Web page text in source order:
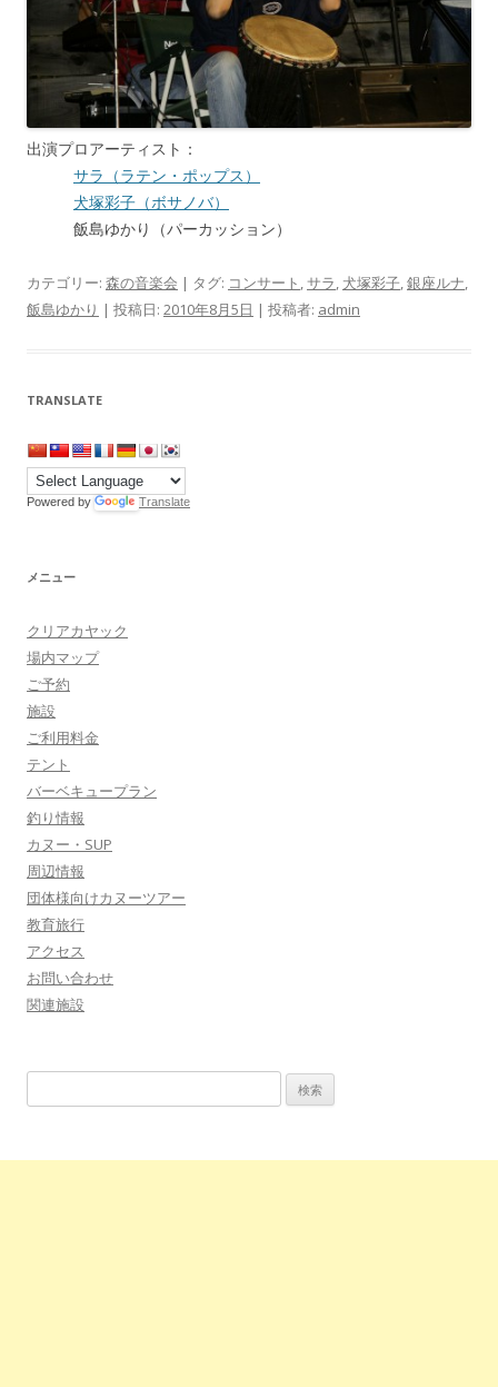
出演プロアーティスト：
サラ（ラテン・ポップス）
犬塚彩子（ボサノバ）
飯島ゆかり（パーカッション）
カテゴリー: 森の音楽会 | タグ: コンサート ,サラ, 犬塚彩子,銀座ルナ,
飯島ゆかり | 投稿日: 2010年8月5日 | 投稿者: admin
TRANSLATE
Powered by Translate
メニュー
クリアカヤック
場内マップ
ご予約
施設
ご利用料金
テント
バーベキュープラン
釣り情報
カヌー・SUP
周辺情報
団体様向けカヌーツアー
教育旅行
アクセス
お問い合わせ
関連施設
索: